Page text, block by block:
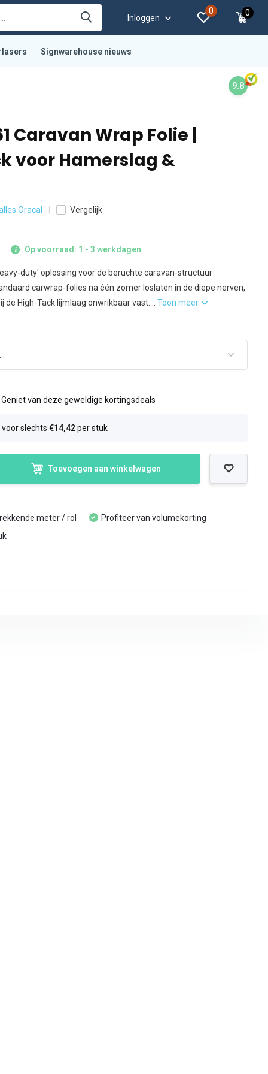
Inloggen
0 0
Signwarehouse nieuws
9.8
Caravan Wrap Folie |
voor Hamerslag &
Oracal Vergelijk
Op voorraad: 1 - 3 werkdagen
duty' oplossing voor de beruchte caravan-structuur
carwrap-folies na één zomer loslaten in de diepe nerven,
de High-Tack lijmlaag onwrikbaar vast....Toon meer
Geniet van deze geweldige kortingsdeals
voor slechts€14,42per stuk
Toevoegen aan winkelwagen
meter / rol
Profiteer van volumekorting